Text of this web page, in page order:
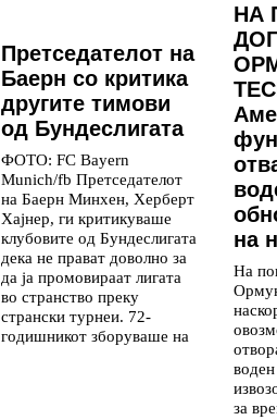
Претседателот на
Баерн со критика
другите тимови
од Бундеслигата
ФОТО: FC Bayern
Munich/fb Претседателот
на Баерн Минхен, Херберт
Хајнер, ги критикуваше
клубовите од Бундеслигата
дека не прават доволно за
да ја промовираат лигата
во странство преку
странски турнеи. 72-
годишникот зборуваше на
НА
на
На
за